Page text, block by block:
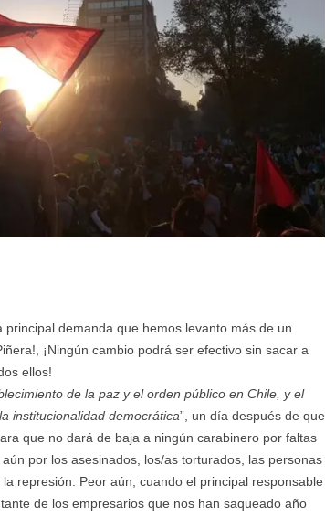
demanda que hemos levanto más de un
¡Ningún cambio podrá ser efectivo sin sacar a
ellos!
de la paz y el orden público en Chile, y el
institucionalidad democrática”, un día después de que
que no dará de baja a ningún carabinero por faltas
por los asesinados, los/as torturados, las personas
represión. Peor aún, cuando el principal responsable
de los empresarios que nos han saqueado año